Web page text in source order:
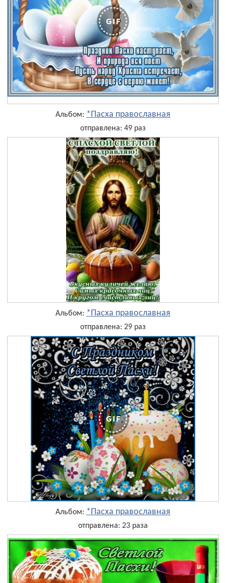
Альбом: *Пасха православная
отправлена: 49 раз
Альбом: *Пасха православная
отправлена: 29 раз
Альбом: *Пасха православная
отправлена: 23 раза